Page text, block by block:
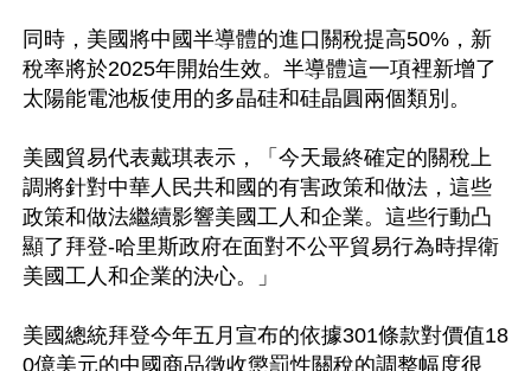
同時，美國將中國半導體的進口關稅提高50%，新
稅率將於2025年開始生效。半導體這一項裡新增了
太陽能電池板使用的多晶硅和硅晶圓兩個類別。
美國貿易代表戴琪表示，「今天最終確定的關稅上
調將針對中華人民共和國的有害政策和做法，這些
政策和做法繼續影響美國工人和企業。這些行動凸
顯了拜登-哈里斯政府在面對不公平貿易行為時捍衛
美國工人和企業的決心。」
美國總統拜登今年五月宣布的依據301條款對價值18
0億美元的中國商品徵收懲罰性關稅的調整幅度很